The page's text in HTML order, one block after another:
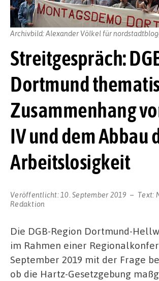
Streitgespräch:
Dortmund
Zusammenhang
IV und dem Abbau
Arbeitslosigkeit
Veröffentlicht: 10. September 2019 Text:
Redaktion
Archivbild: Alexander Völkel für
Die DGB-Region Dortmund-
im Rahmen einer
September 2019 mit der Frage
ob die Hartz-Gesetzgebung